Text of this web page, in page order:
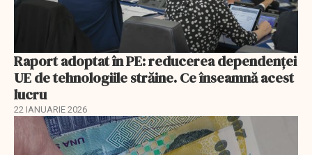
Raport adoptat în PE: reducerea dependenței
UE de tehnologiile străine. Ce înseamnă acest
lucru
22 IANUARIE 2026